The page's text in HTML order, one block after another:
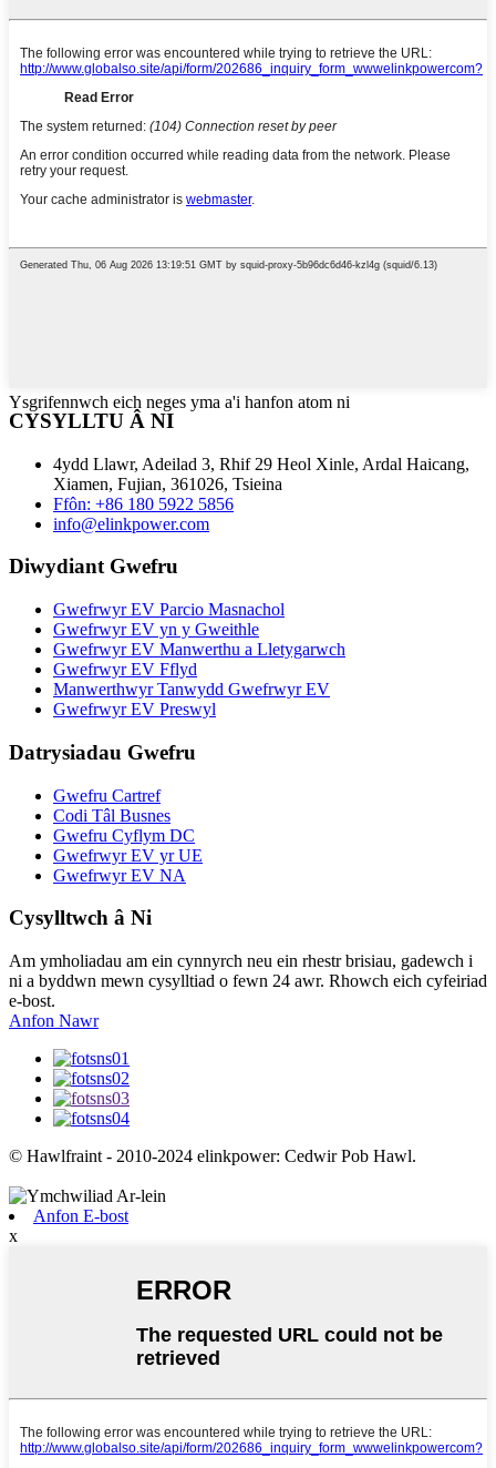
Ysgrifennwch eich neges yma a'i hanfon atom ni
CYSYLLTU Â NI
4ydd Llawr, Adeilad 3, Rhif 29 Heol Xinle, Ardal Haicang,
Xiamen, Fujian, 361026, Tsieina
Ffôn: +86 180 5922 5856
info@elinkpower.com
Diwydiant Gwefru
Gwefrwyr EV Parcio Masnachol
Gwefrwyr EV yn y Gweithle
Gwefrwyr EV Manwerthu a Lletygarwch
Gwefrwyr EV Fflyd
Manwerthwyr Tanwydd Gwefrwyr EV
Gwefrwyr EV Preswyl
Datrysiadau Gwefru
Gwefru Cartref
Codi Tâl Busnes
Gwefru Cyflym DC
Gwefrwyr EV yr UE
Gwefrwyr EV NA
Cysylltwch â Ni
Am ymholiadau am ein cynnyrch neu ein rhestr brisiau, gadewch i
ni a byddwn mewn cysylltiad o fewn 24 awr. Rhowch eich cyfeiriad
e-bost.
Anfon Nawr
© Hawlfraint - 2010-2024 elinkpower: Cedwir Pob Hawl.
Anfon E-bost
x